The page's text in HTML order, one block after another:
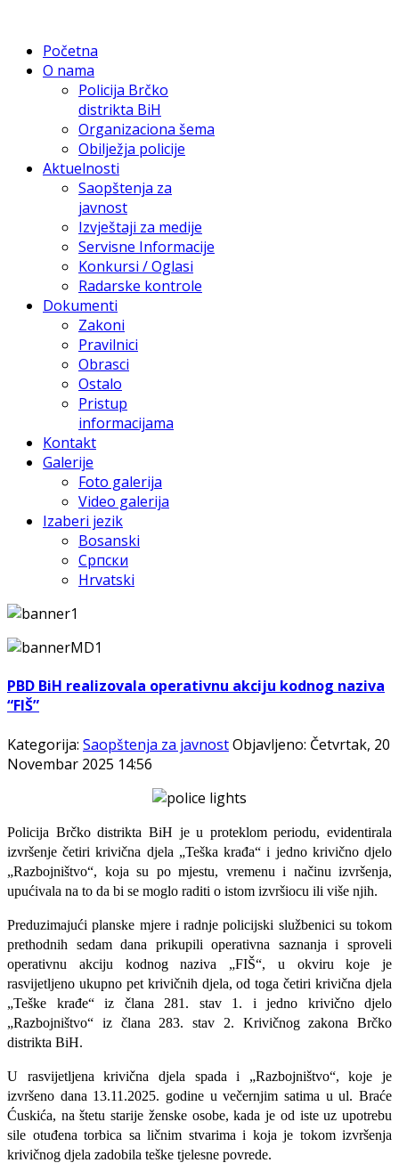
Početna
O nama
Policija Brčko
distrikta BiH
Organizaciona šema
Obilježja policije
Aktuelnosti
Saopštenja za
javnost
Izvještaji za medije
Servisne Informacije
Konkursi / Oglasi
Radarske kontrole
Dokumenti
Zakoni
Pravilnici
Obrasci
Ostalo
Pristup
informacijama
Kontakt
Galerije
Foto galerija
Video galerija
Izaberi jezik
Bosanski
Српски
Hrvatski
PBD BiH realizovala operativnu akciju kodnog naziva
“FIŠ”
Kategorija: Saopštenja za javnostObjavljeno: Četvrtak, 20
Novembar 2025 14:56
Policija Brčko distrikta BiH je u proteklom periodu, evidentirala
izvršenje četiri krivična djela „Teška krađa“ i jedno krivično djelo
„Razbojništvo“, koja su po mjestu, vremenu i načinu izvršenja,
upućivala na to da bi se moglo raditi o istom izvršiocu ili više njih.
Preduzimajući planske mjere i radnje policijski službenici su tokom
prethodnih sedam dana prikupili operativna saznanja i sproveli
operativnu akciju kodnog naziva „FIŠ“, u okviru koje je
rasvijetljeno ukupno pet krivičnih djela, od toga četiri krivična djela
„Teške krađe“ iz člana 281. stav 1. i jedno krivično djelo
„Razbojništvo“ iz člana 283. stav 2. Krivičnog zakona Brčko
distrikta BiH.
U rasvijetljena krivična djela spada i „Razbojništvo“, koje je
izvršeno dana 13.11.2025. godine u večernjim satima u ul. Braće
Ćuskića, na štetu starije ženske osobe, kada je od iste uz upotrebu
sile otuđena torbica sa ličnim stvarima i koja je tokom izvršenja
krivičnog djela zadobila teške tjelesne povrede.